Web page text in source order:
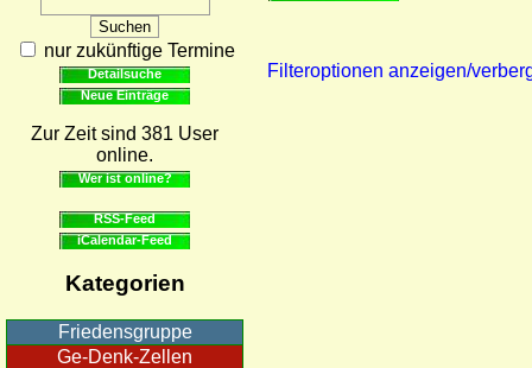
nur zukünftige Termine
Detailsuche
Neue Einträge
Zur Zeit sind 381 User
online.
Wer ist online?
RSS-Feed
iCalendar-Feed
Kategorien
Friedensgruppe
Ge-Denk-Zellen
Filteroptionen anzeigen/